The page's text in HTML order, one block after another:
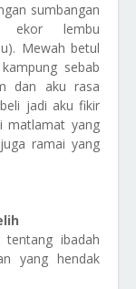
sumbangan
ekor lembu
Mewah betul
sebab
dan aku rasa
jadi aku fikir
matlamat yang
ramai yang
ibadah
yang hendak